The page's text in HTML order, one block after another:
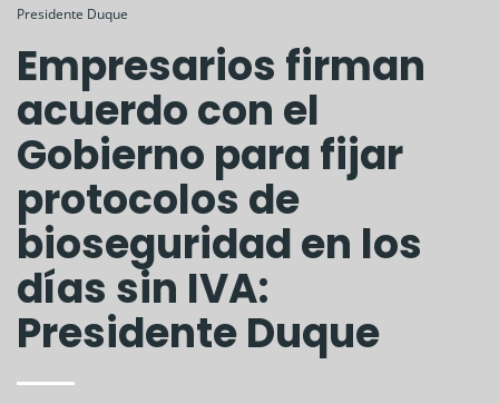
Presidente Duque
Empresarios firman
acuerdo con el
Gobierno para fijar
protocolos de
bioseguridad en los
días sin IVA:
Presidente Duque